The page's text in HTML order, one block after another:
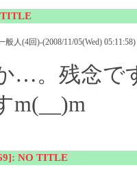
般人(4回)-(2008/11/05(Wed) 05:11:58)
…。残念で
m(__)m
NO TITLE